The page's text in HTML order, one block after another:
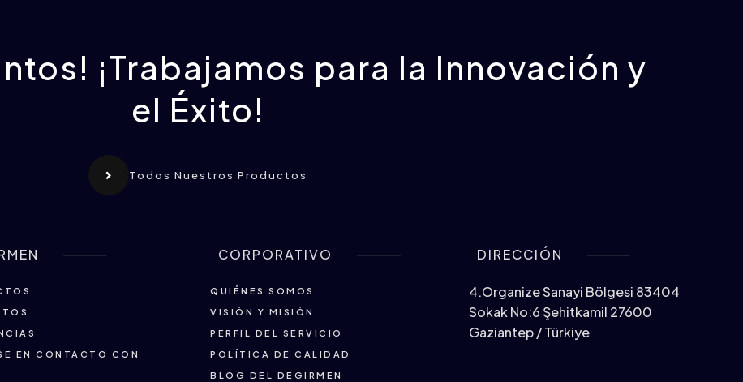
¡Trabajamos para la Innovación y
el Éxito!
Todos Nuestros Productos
EN CONTACTO CON
CORPORATIVO
QUIÉNES SOMOS
VISIÓN Y MISIÓN
PERFIL DEL SERVICIO
POLÍTICA DE CALIDAD
BLOG DEL DEGIRMEN
DIRECCIÓN
4.Organize Sanayi Bölgesi 83404
Sokak No:6 Şehitkamil 27600
Gaziantep / Türkiye